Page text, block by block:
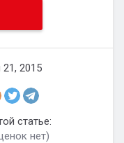
2015
статье:
нет)